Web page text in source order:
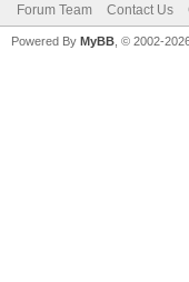
Forum Team Contact Us
Powered By MyBB , © 2002-